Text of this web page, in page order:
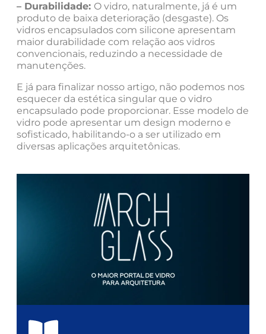
– Durabilidade: O vidro, naturalmente, já é um
produto de baixa deterioração (desgaste). Os
vidros encapsulados com silicone apresentam
maior durabilidade com relação aos vidros
convencionais, reduzindo a necessidade de
manutenções.
E já para finalizar nosso artigo, não podemos nos
esquecer da estética singular que o vidro
encapsulado pode proporcionar. Esse modelo de
vidro pode apresentar um design moderno e
sofisticado, habilitando-o a ser utilizado em
diversas aplicações arquitetônicas.